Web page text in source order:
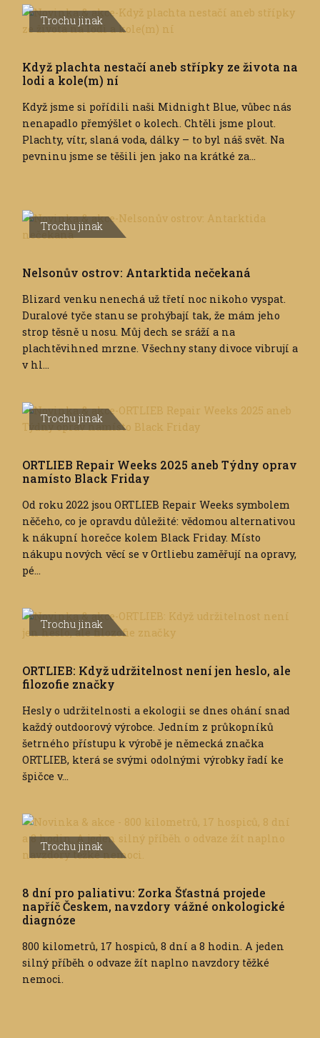
Trochu jinak
Když plachta nestačí aneb střípky ze života na
lodi a kole(m) ní
Když jsme si pořídili naši Midnight Blue, vůbec nás
nenapadlo přemýšlet o kolech. Chtěli jsme plout.
Plachty, vítr, slaná voda, dálky – to byl náš svět. Na
pevninu jsme se těšili jen jako na krátké za...
Trochu jinak
Nelsonův ostrov: Antarktida nečekaná
Blizard venku nenechá už třetí noc nikoho vyspat.
Duralové tyče stanu se prohýbají tak, že mám jeho
strop těsně u nosu. Můj dech se sráží a na
plachtěvihned mrzne. Všechny stany divoce vibrují a
v hl...
Trochu jinak
ORTLIEB Repair Weeks 2025 aneb Týdny oprav
namísto Black Friday
Od roku 2022 jsou ORTLIEB Repair Weeks symbolem
něčeho, co je opravdu důležité: vědomou alternativou
k nákupní horečce kolem Black Friday. Místo
nákupu nových věcí se v Ortliebu zaměřují na opravy,
pé...
Trochu jinak
ORTLIEB: Když udržitelnost není jen heslo, ale
filozofie značky
Hesly o udržitelnosti a ekologii se dnes ohání snad
každý outdoorový výrobce. Jedním z průkopníků
šetrného přístupu k výrobě je německá značka
ORTLIEB, která se svými odolnými výrobky řadí ke
špičce v...
Trochu jinak
8 dní pro paliativu: Zorka Šťastná projede
napříč Českem, navzdory vážné onkologické
diagnóze
800 kilometrů, 17 hospiců, 8 dní a 8 hodin. A jeden
silný příběh o odvaze žít naplno navzdory těžké
nemoci.